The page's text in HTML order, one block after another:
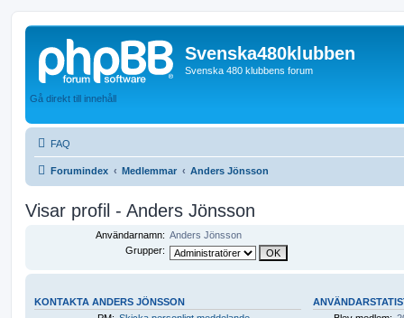
Svenska480klubben
Svenska 480 klubbens forum
Gå direkt till innehåll
FAQ
Forumindex Medlemmar Anders Jönsson
Visar profil - Anders Jönsson
Användarnamn: Anders Jönsson
Grupper:
KONTAKTA ANDERS JÖNSSON